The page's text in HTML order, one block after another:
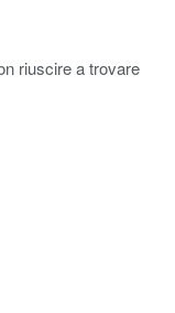
riuscire a trovare